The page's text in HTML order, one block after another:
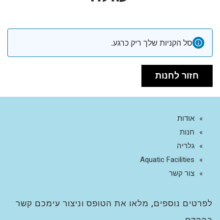
סל הקניות שלך ריק כרגע.
חזור לחנות
אודות
חנות
גלריה
Aquatic Facilities
צור קשר
לפרטים נוספים, מלאו את הטופס וניצור עימכם קשר